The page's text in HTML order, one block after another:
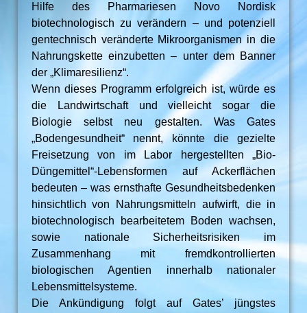
Hilfe des Pharmariesen Novo Nordisk
biotechnologisch zu verändern – und potenziell
gentechnisch veränderte Mikroorganismen in die
Nahrungskette einzubetten – unter dem Banner
der „Klimaresilienz“.
Wenn dieses Programm erfolgreich ist, würde es
die Landwirtschaft und vielleicht sogar die
Biologie selbst neu gestalten. Was Gates
„Bodengesundheit“ nennt, könnte die gezielte
Freisetzung von im Labor hergestellten „Bio-
Düngemittel“-Lebensformen auf Ackerflächen
bedeuten – was ernsthafte Gesundheitsbedenken
hinsichtlich von Nahrungsmitteln aufwirft, die in
biotechnologisch bearbeitetem Boden wachsen,
sowie nationale Sicherheitsrisiken im
Zusammenhang mit fremdkontrollierten
biologischen Agentien innerhalb nationaler
Lebensmittelsysteme.
Die Ankündigung folgt auf Gates’ jüngstes